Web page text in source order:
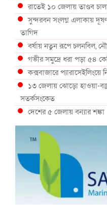
রাতেই ১০ জেলায় তাণ্ডব
সুন্দরবন সংলগ্ন এলাকায় দূষণ
তাগিদ
বর্ষায় নতুন রূপে চলনবিল,
গভীর সমুদ্রে ধরা পড়া ৫৪
কক্সবাজারে প্যারাসেইলিংয়ে
১৩ জেলায় ঝোড়ো হাওয়া-
সতর্কসংকেত
দেশের ৫ জেলায় বন্যার শঙ্কা
দেশের বিভিন্ন অঞ্চলে
আগস্টে টানা বৃষ্টি ও বন্যার
স্বস্তি ও শঙ্কার পূর্বাভাস দিল